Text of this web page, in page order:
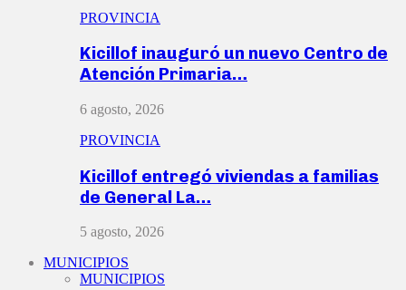
PROVINCIA
Kicillof inauguró un nuevo Centro de
Atención Primaria…
6 agosto, 2026
PROVINCIA
Kicillof entregó viviendas a familias
de General La…
5 agosto, 2026
MUNICIPIOS
MUNICIPIOS